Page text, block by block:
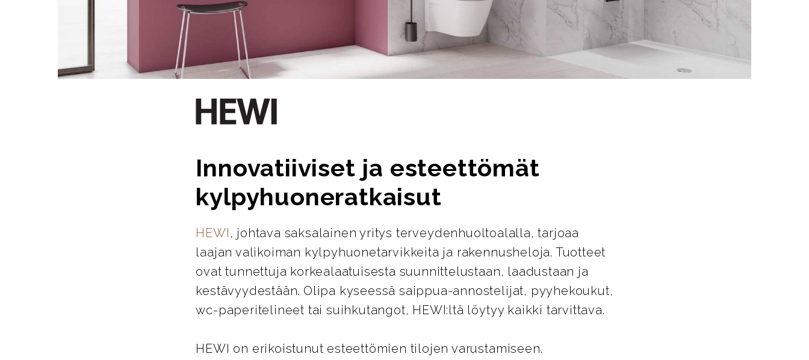
Innovatiiviset ja esteettömät
kylpyhuoneratkaisut
HEWI , johtava saksalainen yritys terveydenhuoltoalalla, tarjoaa
laajan valikoiman kylpyhuonetarvikkeita ja rakennusheloja. Tuotteet
ovat tunnettuja korkealaatuisesta suunnittelustaan, laadustaan ja
kestävyydestään. Olipa kyseessä saippua-annostelijat, pyyhekoukut,
wc-paperitelineet tai suihkutangot, HEWI:ltä löytyy kaikki tarvittava.
HEWI on erikoistunut esteettömien tilojen varustamiseen.